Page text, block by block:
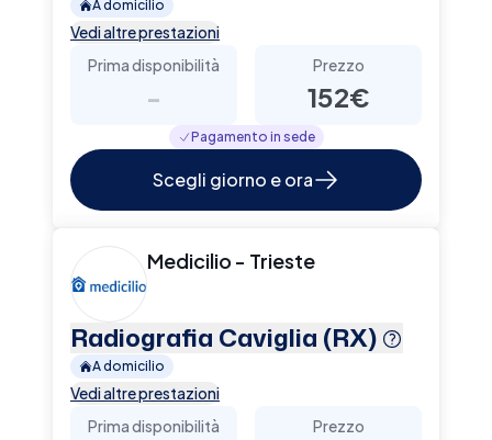
A domicilio
Vedi altre prestazioni
Prima disponibilità
-
Prezzo
152€
Pagamento in sede
Scegli giorno e ora
Medicilio - Trieste
Radiografia Caviglia (RX)
A domicilio
Vedi altre prestazioni
Prima disponibilità
Prezzo